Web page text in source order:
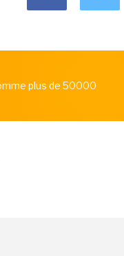
plus de 50000